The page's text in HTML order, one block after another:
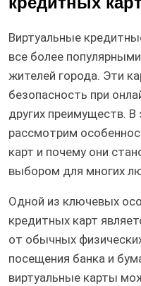
Виртуальные
все более
жителей города. Эти
безопасность при
других преимуществ.
рассмотрим
карт и почему они
выбором для многих
Одной из ключевых
кредитных карт
от обычных
посещения банка и
виртуальные карты